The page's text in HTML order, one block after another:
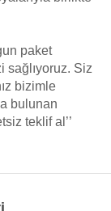
paket
sağlıyoruz. Siz
bizimle
bulunan
teklif al’’